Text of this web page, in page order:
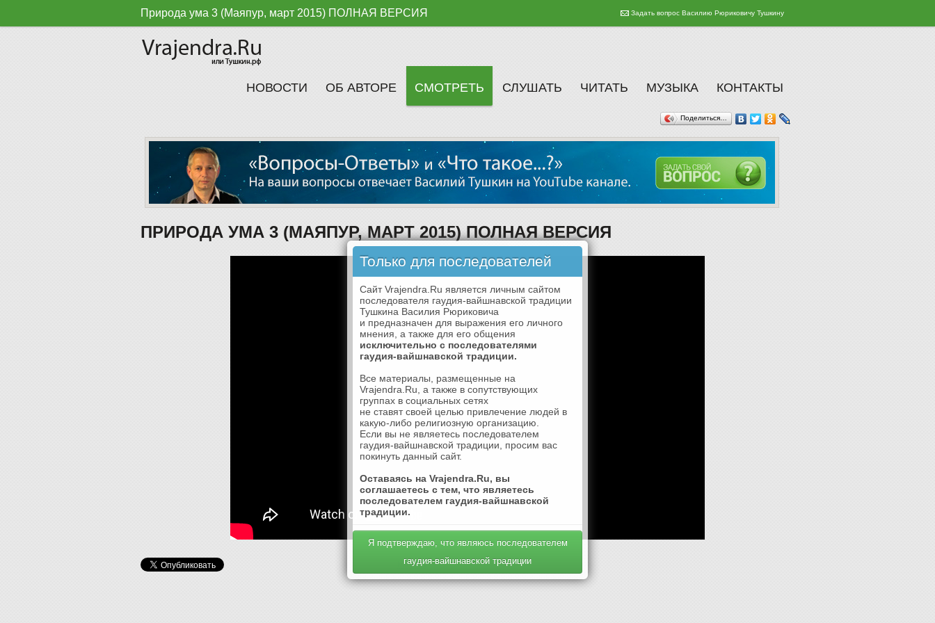
Природа ума 3 (Маяпур, март 2015) ПОЛНАЯ ВЕРСИЯ Задать вопрос Василию Рюриковичу Тушкину
НОВОСТИ ОБ АВТОРЕ СМОТРЕТЬ СЛУШАТЬ ЧИТАТЬ МУЗЫКА КОНТАКТЫ
Поделиться…
ПРИРОДА УМА 3 (МАЯПУР, МАРТ 2015) ПОЛНАЯ ВЕРСИЯ
Mail.Ru
Только для последователей
Сайт Vrajendra.Ru является личным сайтом
последователя гаудия-вайшнавской традиции
Тушкина Василия Рюриковича
и предназначен для выражения его личного
мнения, а также для его общения
исключительно с последователями
гаудия-вайшнавской традиции.
Все материалы, размещенные на
Vrajendra.Ru, а также в сопутствующих
группах в социальных сетях
не ставят своей целью привлечение людей в
какую-либо религиозную организацию.
Если вы не являетесь последователем
гаудия-вайшнавской традиции, просим вас
покинуть данный сайт.
Оставаясь на Vrajendra.Ru, вы
соглашаетесь с тем, что являетесь
последователем гаудия-вайшнавской
традиции.
Я подтверждаю, что являюсь последователем
гаудия-вайшнавской традиции